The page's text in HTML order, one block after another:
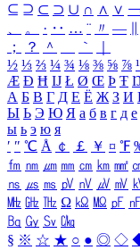
⊆ ⊇ ⊂ ⊃ ∪ ∩ ∧ ∨ ￢
、
。 · ‥ … ¨ 〃 ―
；
？ ＾ ｀
½ ⅓ ⅔ ¼ ¾ ⅛ ⅜ ⅝ ⅞ ¹
Æ Ð Ħ Ĳ Ł Ø Œ Þ Ŧ Ŋ
А Б В Г Д Е Ё Ж З И
Ы Ь Э Ю Я а б в г д е
ы ь э ю я
′ ″ ℃ Å ￠ ￡ ￥ ¤ ℉
㎙ ㎚ ㎛ ㎜ ㎝ ㎞ ㎟
㎱ ㎲ ㎳ ㎴ ㎵ ㎶ ㎷
㎒ ㎓ ㎔ Ω ㏀ ㏁ ㎊ ㎋
㏃ ㏉ ㏜ ㏆
§ ※ ☆ ★ ○ ● ◎ ◇